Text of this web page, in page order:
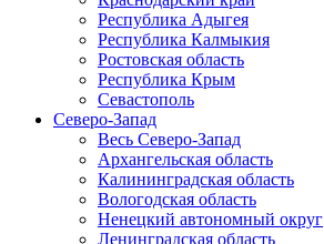
Республика Адыгея
Республика Калмыкия
Ростовская область
Республика Крым
Севастополь
Северо-Запад
Весь Северо-Запад
Архангельская область
Калининградская область
Вологодская область
Ненецкий автономный округ
Ленинградская область